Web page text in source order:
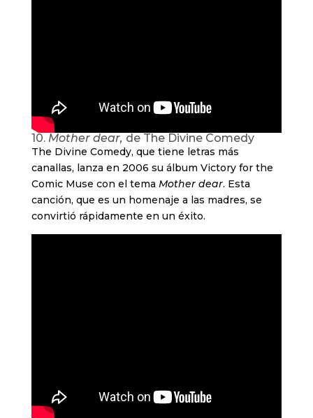
10. Mother dear, de The Divine Comedy
The Divine Comedy, que tiene letras más
canallas, lanza en 2006 su álbum Victory for the
Comic Muse con el tema Mother dear. Esta
canción, que es un homenaje a las madres, se
convirtió rápidamente en un éxito.